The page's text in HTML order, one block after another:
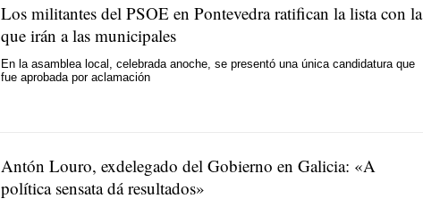
Los militantes del PSOE en Pontevedra ratifican la lista con la
que irán a las municipales
En la asamblea local, celebrada anoche, se presentó una única candidatura que
fue aprobada por aclamación
Antón Louro, exdelegado del Gobierno en Galicia: «A
política sensata dá resultados»